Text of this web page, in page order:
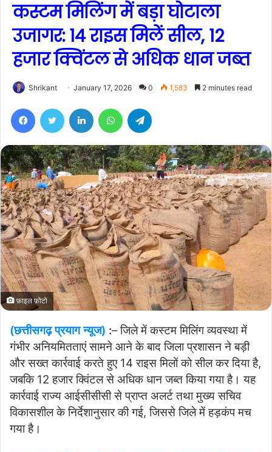
कस्टम मिलिंग में बड़ा घोटाला
उजागर: 14 राइस मिलें सील, 12
हजार क्विंटल से अधिक धान जब्त
Shrikant January 17, 2026 0 1,583 2 minutes read
फ़ाइल फ़ोटो
(छत्तीसगढ़ प्रयाग न्यूज) :– जिले में कस्टम मिलिंग व्यवस्था में
गंभीर अनियमितताएं सामने आने के बाद जिला प्रशासन ने बड़ी
और सख्त कार्रवाई करते हुए 14 राइस मिलों को सील कर दिया है,
जबकि 12 हजार क्विंटल से अधिक धान जब्त किया गया है। यह
कार्रवाई राज्य आईसीसीसी से प्राप्त अलर्ट तथा मुख्य सचिव
विकासशील के निर्देशानुसार की गई, जिससे जिले में हड़कंप मच
गया है।